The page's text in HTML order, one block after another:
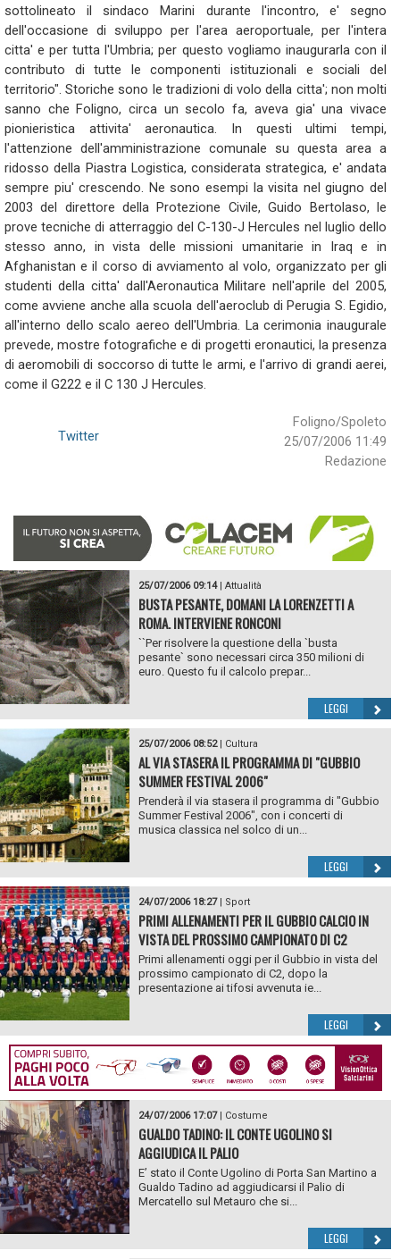
sottolineato il sindaco Marini durante l'incontro, e' segno
dell'occasione di sviluppo per l'area aeroportuale, per l'intera
citta' e per tutta l'Umbria; per questo vogliamo inaugurarla con il
contributo di tutte le componenti istituzionali e sociali del
territorio". Storiche sono le tradizioni di volo della citta'; non molti
sanno che Foligno, circa un secolo fa, aveva gia' una vivace
pionieristica attivita' aeronautica. In questi ultimi tempi,
l'attenzione dell'amministrazione comunale su questa area a
ridosso della Piastra Logistica, considerata strategica, e' andata
sempre piu' crescendo. Ne sono esempi la visita nel giugno del
2003 del direttore della Protezione Civile, Guido Bertolaso, le
prove tecniche di atterraggio del C-130-J Hercules nel luglio dello
stesso anno, in vista delle missioni umanitarie in Iraq e in
Afghanistan e il corso di avviamento al volo, organizzato per gli
studenti della citta' dall'Aeronautica Militare nell'aprile del 2005,
come avviene anche alla scuola dell'aeroclub di Perugia S. Egidio,
all'interno dello scalo aereo dell'Umbria. La cerimonia inaugurale
prevede, mostre fotografiche e di progetti eronautici, la presenza
di aeromobili di soccorso di tutte le armi, e l'arrivo di grandi aerei,
come il G222 e il C 130 J Hercules.
Foligno/Spoleto
25/07/2006 11:49
Redazione
Twitter
25/07/2006 09:14| Attualità
BUSTA PESANTE, DOMANI LA LORENZETTI A
ROMA. INTERVIENE RONCONI
``Per risolvere la questione della `busta
pesante` sono necessari circa 350 milioni di
euro. Questo fu il calcolo prepar...
LEGGI
25/07/2006 08:52| Cultura
AL VIA STASERA IL PROGRAMMA DI "GUBBIO
SUMMER FESTIVAL 2006"
Prenderà il via stasera il programma di "Gubbio
Summer Festival 2006", con i concerti di
musica classica nel solco di un...
LEGGI
24/07/2006 18:27| Sport
PRIMI ALLENAMENTI PER IL GUBBIO CALCIO IN
VISTA DEL PROSSIMO CAMPIONATO DI C2
Primi allenamenti oggi per il Gubbio in vista del
prossimo campionato di C2, dopo la
presentazione ai tifosi avvenuta ie...
LEGGI
24/07/2006 17:07| Costume
GUALDO TADINO: IL CONTE UGOLINO SI
AGGIUDICA IL PALIO
E’ stato il Conte Ugolino di Porta San Martino a
Gualdo Tadino ad aggiudicarsi il Palio di
Mercatello sul Metauro che si...
LEGGI